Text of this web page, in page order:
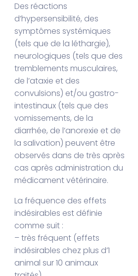
Des réactions
d’hypersensibilité, des
symptômes systémiques
(tels que de la léthargie),
neurologiques (tels que des
tremblements musculaires,
de l’ataxie et des
convulsions) et/ou gastro-
intestinaux (tels que des
vomissements, de la
diarrhée, de l’anorexie et de
la salivation) peuvent être
observés dans de très après
cas après administration du
médicament vétérinaire.
La fréquence des effets
indésirables est définie
comme suit :
– très fréquent (effets
indésirables chez plus d’1
animal sur 10 animaux